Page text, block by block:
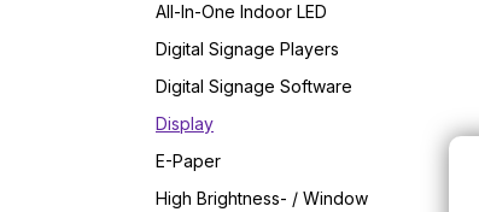
All-In-One Indoor LED
Digital Signage Players
Digital Signage Software
Display
E-Paper
High Brightness- / Window